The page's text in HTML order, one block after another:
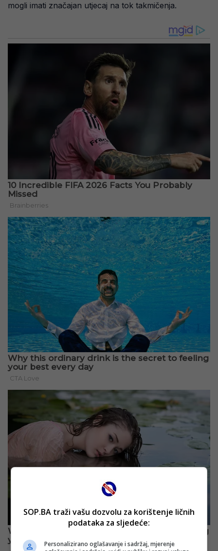
mogli imati značajan utjecaj na tok takmičenja.
SOP.BA traži vašu dozvolu za korištenje ličnih
podataka za sljedeće:
Personalizirano oglašavanje i sadržaj, mjerenje